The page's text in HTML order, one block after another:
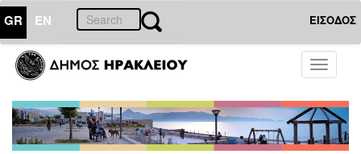
GR EN ΕΙΣΟΔΟΣ
Toggle
ΔΗΜΟΣ
Δελτία
Τύπου
Αρχείο